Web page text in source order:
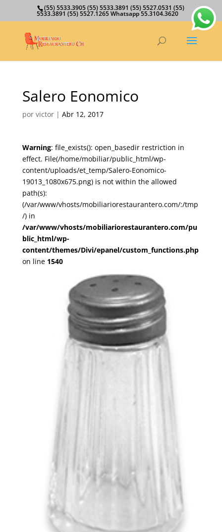
(55) 5533.3905 (55) 5533.3891 (55) 5527.0531 (55)
5533.3891 (55) 5527.1265 Whatsapp 55.3104.3620
Salero Eonomico
por victor| Abr 12, 2017
Warning: file_exists(): open_basedir restriction in
effect. File(/home/mobiliar/public_html/wp-
content/uploads/et_temp/Salero-Eonomico-
19013_1080x675.png) is not within the allowed
path(s):
(/var/www/vhosts/mobiliariorestaurantero.com/:/tmp
/) in
/var/www/vhosts/mobiliariorestaurantero.com/pu
blic_html/wp-
content/themes/Divi/epanel/custom_functions.php
on line 1540